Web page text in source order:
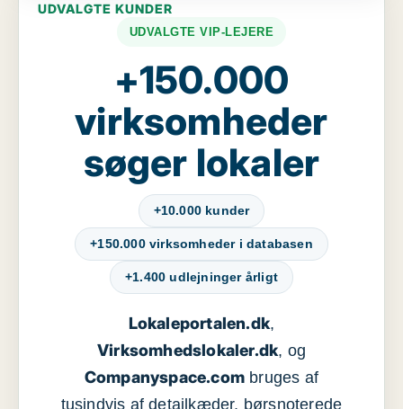
UDVALGTE KUNDER
UDVALGTE VIP-LEJERE
+150.000
virksomheder
søger lokaler
+10.000 kunder
+150.000 virksomheder i databasen
+1.400 udlejninger årligt
Lokaleportalen.dk,
Virksomhedslokaler.dk, og
Companyspace.com bruges af
tusindvis af detailkæder, børsnoterede